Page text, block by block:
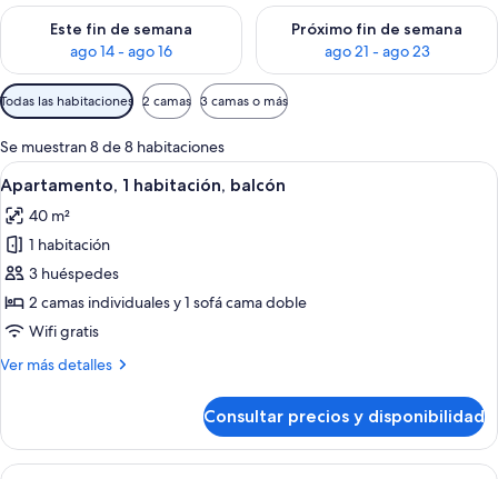
Este fin de semana
ago 14 - ago 16
Consulta la disponibilidad para este fin de semana, ago 14 -
Próximo fin de semana
ago 21 - ago 23
Consulta la disponibilidad
Filtros
disponibles
para
las
habitaciones
Todas las habitaciones 2 camas 3 camas o más
Se muestran 8 de 8 habitaciones
Abrir
todas
las
fotos
de
Apartamento,
1
balcón
Una habitación de hotel con cama,
5
Apartamento, 1 habitación, balcón
40 m²
1 habitación
3 huéspedes
2 camas individuales y 1 sofá cama doble
Wifi gratis
Ver más detalles
Más
1
habitación,
Consultar precios y disponibilidad
Una habitación de hotel con cama,